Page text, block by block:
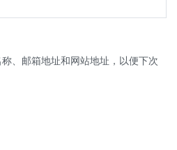
、邮箱地址和网站地址，以便下次